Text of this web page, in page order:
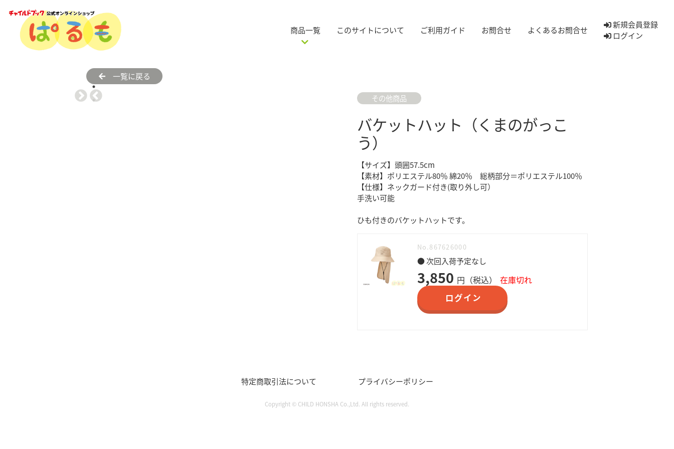
商品一覧 このサイトについて ご利用ガイド お問合せ よくあるお問合せ
新規会員登録
ログイン
一覧に戻る
その他商品
バケットハット（くまのがっこ
う）
【サイズ】頭囲57.5cm
【素材】ポリエステル80％ 綿20％ 総柄部分＝ポリエステル100％
【仕様】ネックガード付き(取り外し可）
手洗い可能
ひも付きのバケットハットです。
No.867626000
● 次回入荷予定なし
3,850 円（税込）
在庫切れ
ログイン
特定商取引法について プライバシーポリシー
Copyright © CHILD HONSHA Co.,Ltd. All rights reserved.